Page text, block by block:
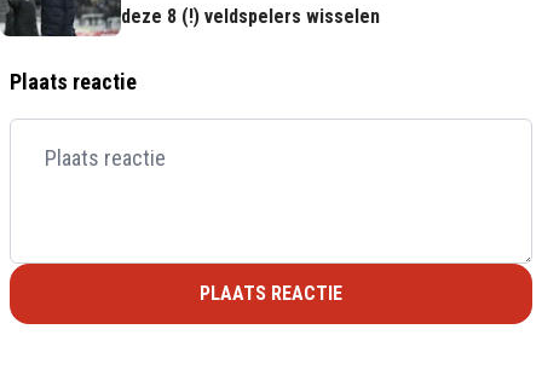
deze 8 (!) veldspelers wisselen
Plaats reactie
PLAATS REACTIE